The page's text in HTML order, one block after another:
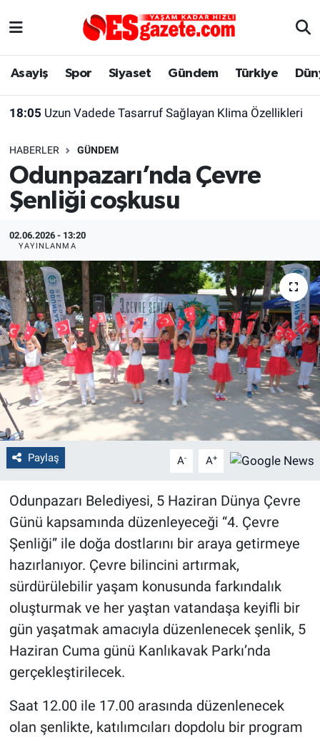
Asayiş Spor Siyaset Gündem Türkiye
18:05 Uzun Vadede Tasarruf Sağlayan Klima Özellikleri
HABERLER GÜNDEM
Odunpazarı’nda Çevre
Şenliği coşkusu
02.06.2026 - 13:20
YAYINLANMA
Paylaş A- A+
Odunpazarı Belediyesi, 5 Haziran Dünya Çevre
Günü kapsamında düzenleyeceği “4. Çevre
Şenliği” ile doğa dostlarını bir araya getirmeye
hazırlanıyor. Çevre bilincini artırmak,
sürdürülebilir yaşam konusunda farkındalık
oluşturmak ve her yaştan vatandaşa keyifli bir
gün yaşatmak amacıyla düzenlenecek şenlik, 5
Haziran Cuma günü Kanlıkavak Parkı’nda
gerçekleştirilecek.
Saat 12.00 ile 17.00 arasında düzenlenecek
olan şenlikte, katılımcıları dopdolu bir program
Asayiş
Gündem
Türkiye
Dünya
Sağlık
Alış-Veriş/İş dünyası
Yaşam
Eskişehirspor Arşivi
Eskişehir Arşivi
Röportaj
Ekonomi
Kültür Sanat
Politika
Bilecik
Kütahya
Gezi
Çevre
Yerel
Magazin
Bilim ve Teknoloji
Eskişehir Nöbetçi Eczaneler
Süper Lig Puan Durumu ve Fikstür
Tüm Manşetler
Son Dakika Haberleri
Haber Arşivi